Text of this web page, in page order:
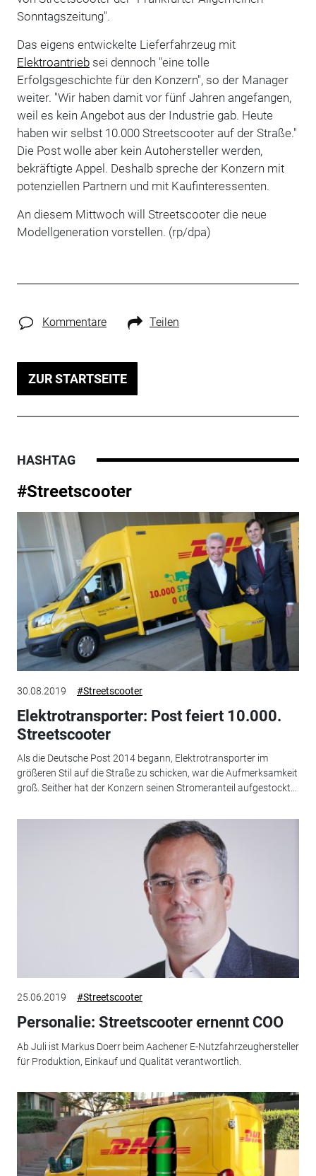
Sonntagszeitung".
Das eigens entwickelte Lieferfahrzeug mit
Elektroantriebsei dennoch "eine tolle
Erfolgsgeschichte für den Konzern", so der Manager
weiter. "Wir haben damit vor fünf Jahren angefangen,
weil es kein Angebot aus der Industrie gab. Heute
haben wir selbst 10.000 Streetscooter auf der Straße."
Die Post wolle aber kein Autohersteller werden,
bekräftigte Appel. Deshalb spreche der Konzern mit
potenziellen Partnern und mit Kaufinteressenten.
An diesem Mittwoch will Streetscooter die neue
Modellgeneration vorstellen. (rp/dpa)
Kommentare Teilen
ZUR STARTSEITE
HASHTAG
#Streetscooter
30.08.2019 #Streetscooter
Elektrotransporter: Post feiert 10.000.
Streetscooter
Als die Deutsche Post 2014 begann, Elektrotransporter im
größeren Stil auf die Straße zu schicken, war die Aufmerksamkeit
groß. Seither hat der Konzern seinen Stromeranteil aufgestockt...
25.06.2019 #Streetscooter
Personalie: Streetscooter ernennt COO
Ab Juli ist Markus Doerr beim Aachener E-Nutzfahrzeughersteller
für Produktion, Einkauf und Qualität verantwortlich.